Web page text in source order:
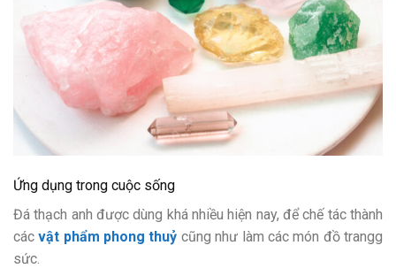
Ứng dụng trong cuộc sống
Đá thạch anh được dùng khá nhiều hiện nay, để chế tác thành
cácvật phẩm phong thuỷ cũng như làm các món đồ trangg
sức.